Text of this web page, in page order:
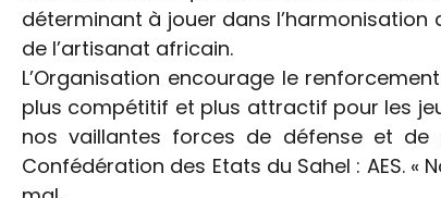
déterminant à jouer dans
de l’artisanat africain.
L’Organisation encourage le
plus compétitif et plus attractif pour les
nos vaillantes forces de défense et
Confédération des Etats du Sahel : AES.